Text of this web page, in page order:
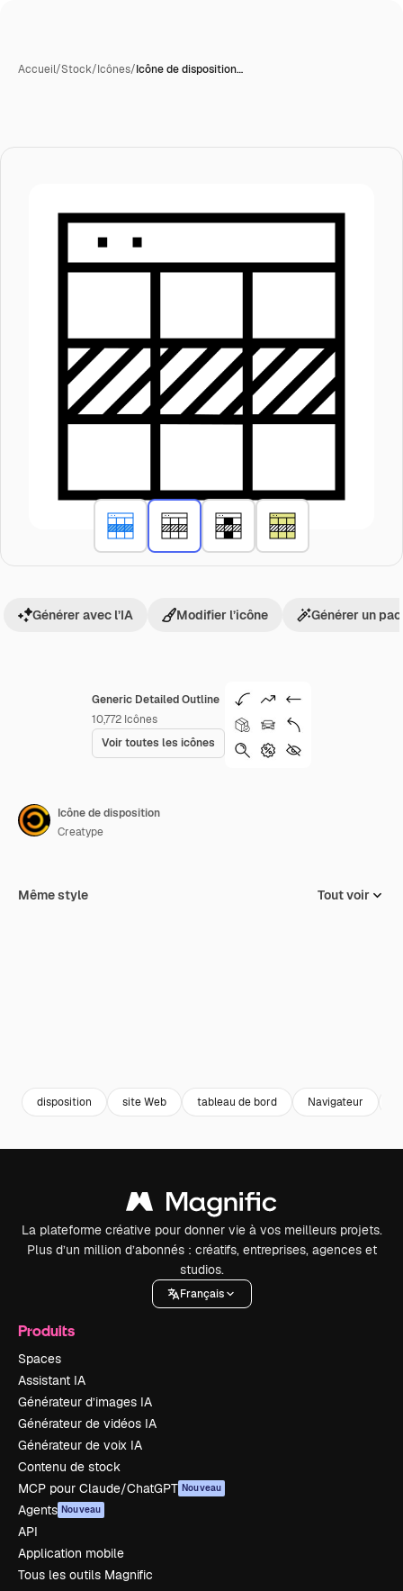
Accueil/Stock/Icônes/Icône de disposition…
Generic Detailed Outline
10,772 Icônes
Voir toutes les icônes
Générer avec l’IA Modifier l’icône Générer un
Icône de disposition
Creatype
Même style Tout voir
disposition site Web tableau de bord Navigateur
La plateforme créative pour donner vie à vos meilleurs projets.
Plus d’un million d’abonnés : créatifs, entreprises, agences et
studios.
Français
Produits
Spaces
Assistant IA
Générateur d’images IA
Générateur de vidéos IA
Générateur de voix IA
Contenu de stock
MCP pour Claude/ChatGPT Nouveau
Agents Nouveau
API
Application mobile
Tous les outils Magnific